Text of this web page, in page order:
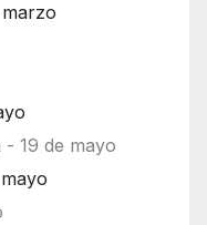
- 19 de mayo